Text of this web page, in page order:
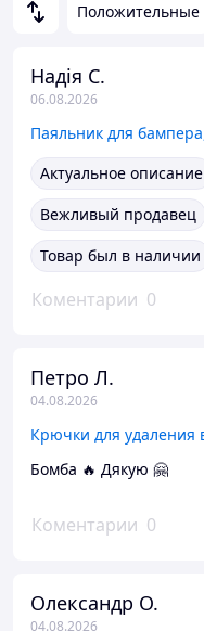
Положительные
Надія С.
06.08.2026
Актуальное описание
Вежливый продавец
Товар был в наличии
Коментарии 0
Петро Л.
04.08.2026
Бомба 🔥 Дякую 🤗
Коментарии 0
Олександр О.
04.08.2026